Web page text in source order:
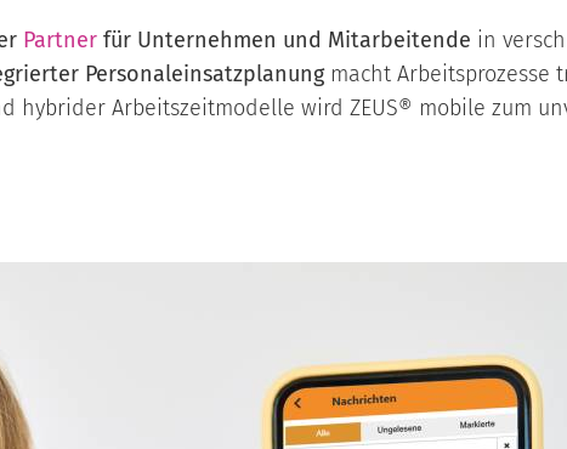
Partner für Unternehmen und Mitarbeitende in
Personaleinsatzplanung macht Arbeitsprozesse
Arbeitszeitmodelle wird ZEUS® mobile zum